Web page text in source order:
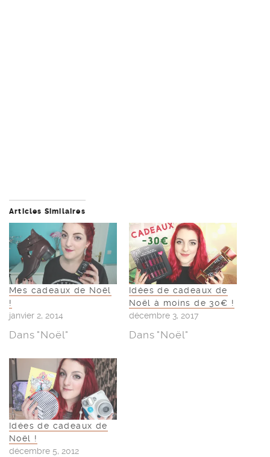
Articles Similaires
Mes cadeaux de Noël
!
janvier 2, 2014
Dans "Noël"
Idées de cadeaux de
Noël à moins de 30€ !
décembre 3, 2017
Dans "Noël"
Idées de cadeaux de
Noël !
décembre 5, 2012